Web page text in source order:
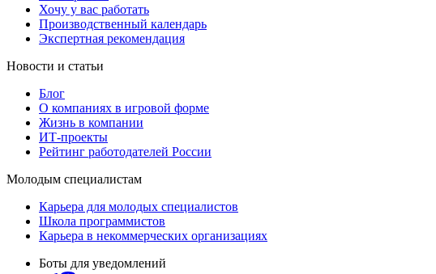
Хочу у вас работать
Производственный календарь
Экспертная рекомендация
Новости и статьи
Блог
О компаниях в игровой форме
Жизнь в компании
ИТ-проекты
Рейтинг работодателей России
Молодым специалистам
Карьера для молодых специалистов
Школа программистов
Карьера в некоммерческих организациях
Боты для уведомлений